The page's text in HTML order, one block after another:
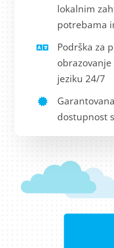
lokalnim
potrebama
Podrška za
jeziku 24/7
dostupnost